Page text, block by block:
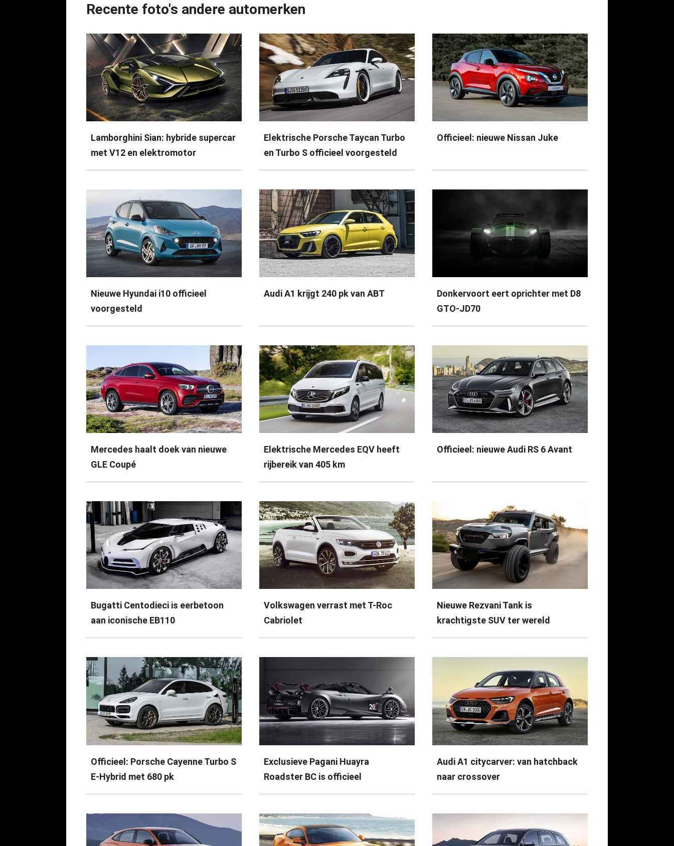
Recente foto's andere automerken
Lamborghini Sian: hybride supercar
met V12 en elektromotor
Elektrische Porsche Taycan Turbo
en Turbo S officieel voorgesteld
Officieel: nieuwe Nissan Juke
Nieuwe Hyundai i10 officieel
voorgesteld
Audi A1 krijgt 240 pk van ABT
Donkervoort eert oprichter met D8
GTO-JD70
Mercedes haalt doek van nieuwe
GLE Coupé
Elektrische Mercedes EQV heeft
rijbereik van 405 km
Officieel: nieuwe Audi RS 6 Avant
Bugatti Centodieci is eerbetoon
aan iconische EB110
Volkswagen verrast met T-Roc
Cabriolet
Nieuwe Rezvani Tank is
krachtigste SUV ter wereld
Officieel: Porsche Cayenne Turbo S
E-Hybrid met 680 pk
Exclusieve Pagani Huayra
Roadster BC is officieel
Audi A1 citycarver: van hatchback
naar crossover